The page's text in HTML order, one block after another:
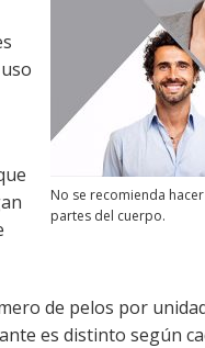
No se recomienda
partes del cuerpo.
de pelos por
es distinto según